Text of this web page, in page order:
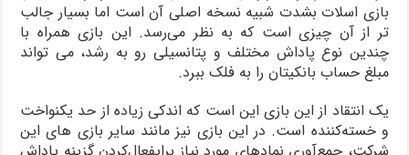
بازی اسلات بشدت شبیه نسخه اصلی آن است اما بسیار جالب
تر از آن چیزی است که به نظر می‌رسد. این بازی همراه با
چندین نوع پاداش مختلف و پتانسیلی رو به رشد، می تواند
مبلغ حساب بانکیتان را به فلک ببرد.
یک انتقاد از این بازی این است که اندکی زیاده از حد یکنواخت
و خسته‌کننده است. در این بازی نیز مانند سایر بازی های این